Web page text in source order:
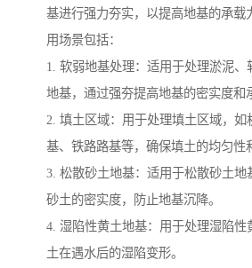
基进行强力夯实，以提高地基的承载
用场景包括：
1. 软弱地基处理：适用于处理淤泥、
地基，通过强夯提高地基的密实度和
2. 填土区域：用于处理填土区域，如
基、铁路路基等，确保填土的均匀性
3. 松散砂土地基：适用于松散砂土地
砂土的密实度，防止地基沉降。
4. 湿陷性黄土地基：用于处理湿陷性
土在遇水后的湿陷变形。